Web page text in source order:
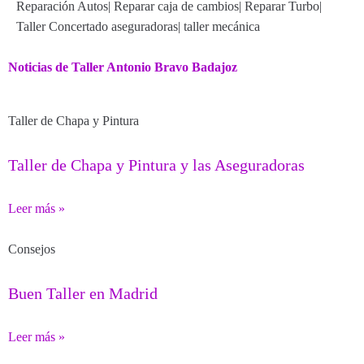
Reparación Autos| Reparar caja de cambios| Reparar Turbo|
Taller Concertado aseguradoras| taller mecánica
Noticias de Taller Antonio Bravo Badajoz
Taller de Chapa y Pintura
Taller de Chapa y Pintura y las Aseguradoras
Leer más »
Consejos
Buen Taller en Madrid
Leer más »